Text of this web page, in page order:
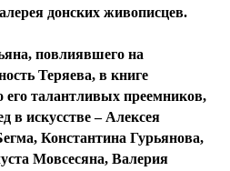
донских живописцев.
повлиявшего на
Теряева, в книге
его талантливых преемников,
в искусстве – Алексея
Константина Гурьянова,
Мовсесяна, Валерия